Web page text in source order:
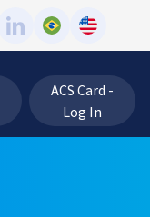
ACS Card -
Log In